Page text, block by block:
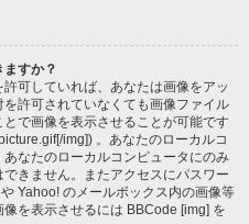
すか？
可していれば、あなたは画像をアッ
許可されていなくても画像ファイル
で画像を表示させることが可能です
img]) 。あなたのローカルコ
なたのローカルコンピュータにのみ
きません。またアクセスにパスワー
Yahoo! のメールボックス内の画像等
を表示させるには BBCode [img] を